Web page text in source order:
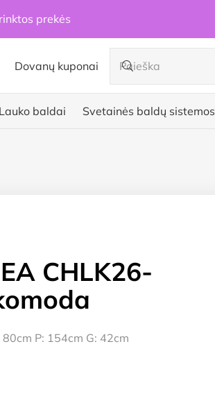
prekės
Dovanų kuponai
baldai Svetainės baldų sistemos
CHLK26-
P: 154cm G: 42cm